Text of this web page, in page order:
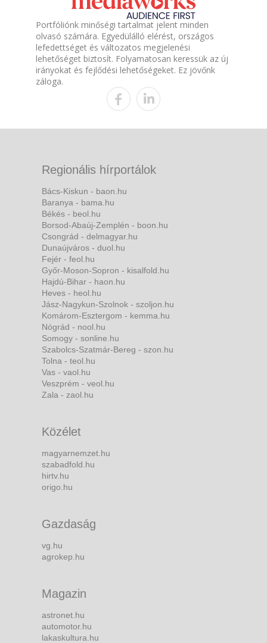
Portfóliónk minőségi tartalmat jelent minden
olvasó számára. Egyedülálló elérést, országos
lefedettséget és változatos megjelenési
lehetőséget biztosít. Folyamatosan keressük az új
irányokat és fejlődési lehetőségeket. Ez jövőnk
záloga.
Regionális hírportálok
Bács-Kiskun - baon.hu
Baranya - bama.hu
Békés - beol.hu
Borsod-Abaúj-Zemplén - boon.hu
Csongrád - delmagyar.hu
Dunaújváros - duol.hu
Fejér - feol.hu
Győr-Moson-Sopron - kisalfold.hu
Hajdú-Bihar - haon.hu
Heves - heol.hu
Jász-Nagykun-Szolnok - szoljon.hu
Komárom-Esztergom - kemma.hu
Nógrád - nool.hu
Somogy - sonline.hu
Szabolcs-Szatmár-Bereg - szon.hu
Tolna - teol.hu
Vas - vaol.hu
Veszprém - veol.hu
Zala - zaol.hu
Közélet
magyarnemzet.hu
szabadfold.hu
hirtv.hu
origo.hu
Gazdaság
vg.hu
agrokep.hu
Magazin
astronet.hu
automotor.hu
lakaskultura.hu